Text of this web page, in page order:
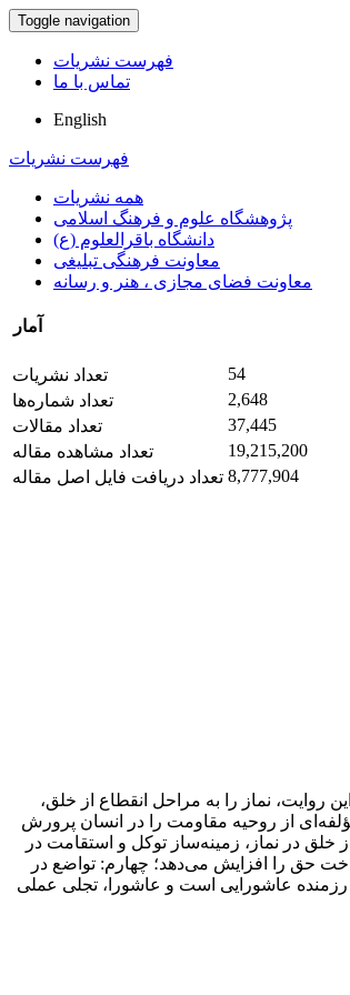
Toggle navigation
فهرست نشریات
تماس با ما
English
فهرست نشریات
همه نشریات
پژوهشگاه علوم و فرهنگ اسلامی
دانشگاه باقرالعلوم (ع)
معاونت فرهنگی تبلیغی
معاونت فضای مجازی ، هنر و رسانه
آمار
تعداد نشریات
54
تعداد شماره‌ها
2,648
تعداد مقالات
37,445
تعداد مشاهده مقاله
19,215,200
تعداد دریافت فایل اصل مقاله 8,777,904
نماز را به مراحل انقطاع از خلق،
از روحیه مقاومت را در انسان پرورش
در نماز، زمینه‌ساز توکل و استقامت در
حق را افزایش می‌دهد؛ چهارم: تواضع در
رزمنده عاشورایی است و عاشورا، تجلی عملی